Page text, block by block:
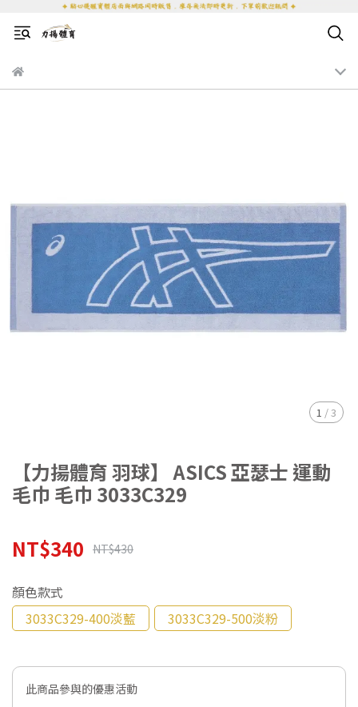
1 /3
【力揚體育 羽球】 ASICS 亞瑟士 運動
毛巾 毛巾 3033C329
NT$340 NT$430
顏色款式
3033C329-400淡藍
3033C329-500淡粉
此商品參與的優惠活動